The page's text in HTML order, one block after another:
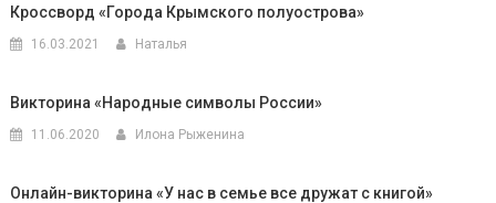
Кроссворд «Города Крымского полуострова»
16.03.2021 Наталья
Викторина «Народные символы России»
11.06.2020 Илона Рыженина
Онлайн-викторина «У нас в семье все дружат с книгой»